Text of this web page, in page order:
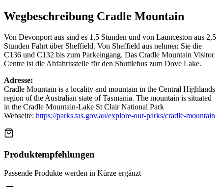
Wegbeschreibung Cradle Mountain
Von Devonport aus sind es 1,5 Stunden und von Launceston aus 2,5
Stunden Fahrt über Sheffield. Von Sheffield aus nehmen Sie die
C136 und C132 bis zum Parkeingang. Das Cradle Mountain Visitor
Centre ist die Abfahrtsstelle für den Shuttlebus zum Dove Lake.
Adresse:
Cradle Mountain is a locality and mountain in the Central Highlands
region of the Australian state of Tasmania. The mountain is situated
in the Cradle Mountain-Lake St Clair National Park
Webseite: https://parks.tas.gov.au/explore-our-parks/cradle-mountain
Produktempfehlungen
Passende Produkte werden in Kürze ergänzt